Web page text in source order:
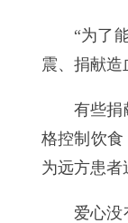
“为了
震、捐献造
有些捐
格控制饮食
为远方患者
爱心没